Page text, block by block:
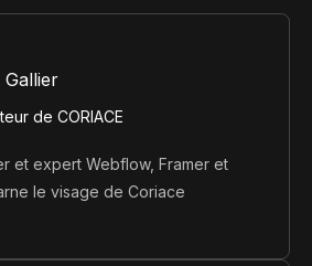
de CORIACE
et expert Webflow, Framer et
le visage de Coriace